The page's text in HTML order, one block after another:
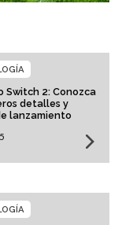
Switch 2: Conozca
detalles y
lanzamiento